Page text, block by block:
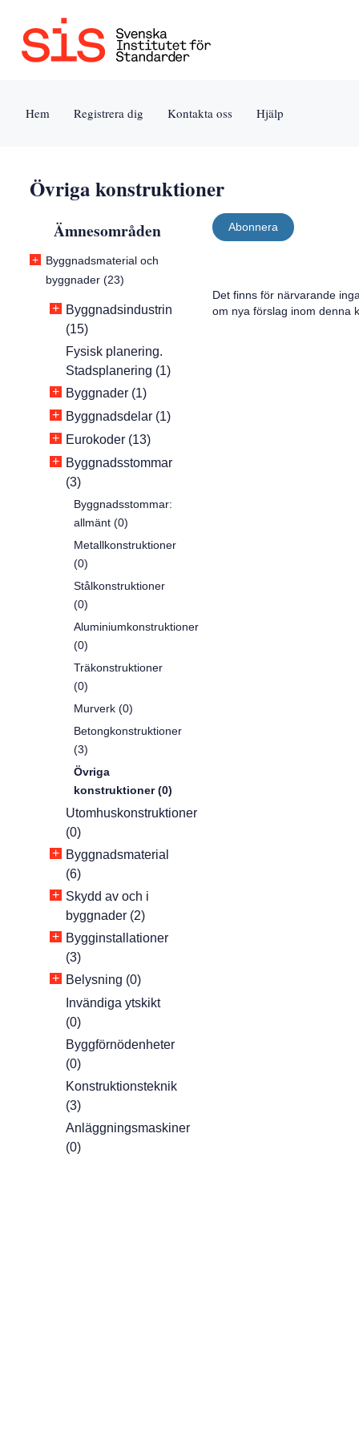
Jump
Tillgänglighet
Användarvillkor
Hem Registrera dig Kontakta oss Hjälp
Övriga konstruktioner
Ämnesområden
+ Byggnadsmaterial och
byggnader (23)
+ Byggnadsindustrin
(15)
Fysisk planering.
Stadsplanering (1)
+ Byggnader (1)
+ Byggnadsdelar (1)
+ Eurokoder (13)
+ Byggnadsstommar
(3)
Byggnadsstommar:
allmänt (0)
Metallkonstruktioner
(0)
Stålkonstruktioner
(0)
Aluminiumkonstruktioner
(0)
Träkonstruktioner
(0)
Murverk (0)
Betongkonstruktioner
(3)
Övriga
konstruktioner (0)
Utomhuskonstruktioner
(0)
+ Byggnadsmaterial
(6)
+ Skydd av och i
byggnader (2)
+ Bygginstallationer
(3)
+ Belysning (0)
Invändiga ytskikt
(0)
Byggförnödenheter
(0)
Konstruktionsteknik
(3)
Anläggningsmaskiner
(0)
Abonnera
Det finns för närvarande
om nya förslag inom denna